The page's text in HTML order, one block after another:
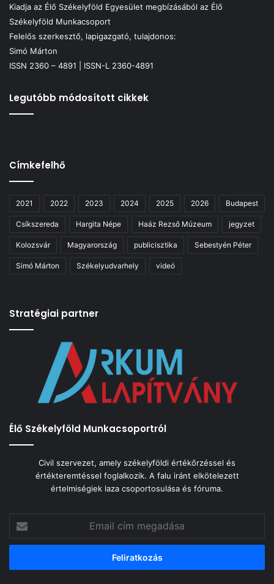
Kiadja az Élő Székelyföld Egyesület megbízásából az Élő
Székelyföld Munkacsoport
Felelős szerkesztő, lapigazgató, tulajdonos:
Simó Márton
ISSN 2360 – 4891 | ISSN-L 2360-4891
Legutóbb módosított cikkek
Címkefelhő
2021 2022 2023 2024 2025 2026 Budapest
Csíkszereda Hargita Népe Haáz Rezső Múzeum jegyzet
Kolozsvár Magyarország publicisztika Sebestyén Péter
Simó Márton Székelyudvarhely videó
Stratégiai partner
Élő Székelyföld Munkacsoportról
Civil szervezet, amely székelyföldi értékőrzéssel és
értékteremtéssel foglalkozik. A falu iránt elkötelezett
értelmiségiek laza csoportosulása és fóruma.
cím
megadása